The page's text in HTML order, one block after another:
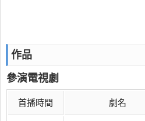
作品
參演電視劇
首播時間 劇名